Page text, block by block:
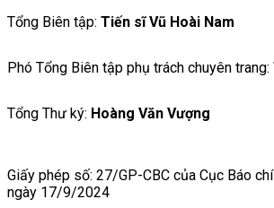
Tổng Biên tập: Tiến sĩ Vũ Hoài Nam
Phó Tổng Biên tập phụ trách chuyên trang:
Tổng Thư ký: Hoàng Văn Vượng
Giấy phép số: 27/GP-CBC của Cục Báo
ngày 17/9/2024